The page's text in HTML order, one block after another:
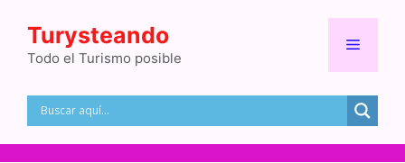
contenido
Turysteando
Todo el Turismo posible
Menú